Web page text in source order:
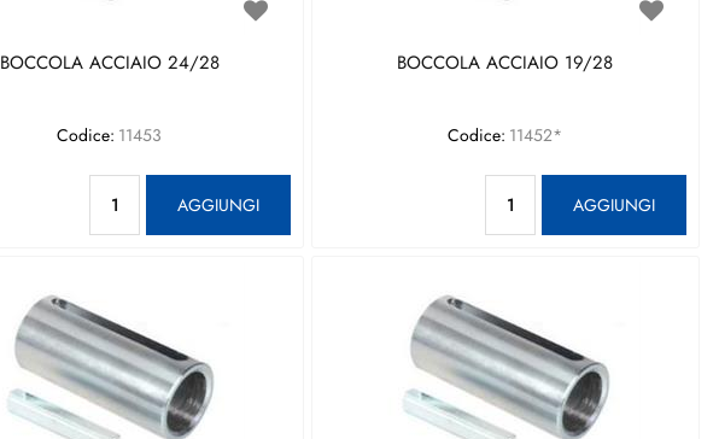
BOCCOLA ACCIAIO 24/28
Codice: 11453
AGGIUNGI
BOCCOLA ACCIAIO 19/28
Codice: 11452*
AGGIUNGI